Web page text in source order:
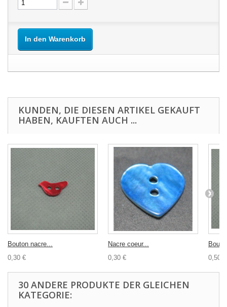
In den Warenkorb
KUNDEN, DIE DIESEN ARTIKEL GEKAUFT
HABEN, KAUFTEN AUCH ...
Bouton nacre...
0,30 €
Nacre coeur...
0,30 €
0,50 €
30 ANDERE PRODUKTE DER GLEICHEN
KATEGORIE: